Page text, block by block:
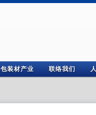
包装材产业 联络我们